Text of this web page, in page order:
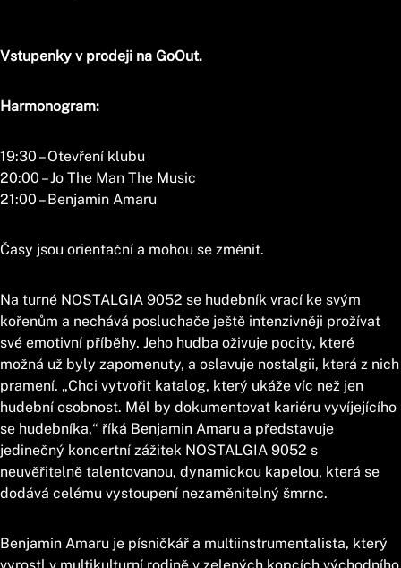
Vstupenky v prodeji na GoOut.
Harmonogram:
19:30 – Otevření klubu
20:00 – Jo The Man The Music
21:00 – Benjamin Amaru
Časy jsou orientační a mohou se změnit.
Na turné NOSTALGIA 9052 se hudebník vrací ke svým
kořenům a nechává posluchače ještě intenzivněji prožívat
své emotivní příběhy. Jeho hudba oživuje pocity, které
možná už byly zapomenuty, a oslavuje nostalgii, která z nich
pramení. „Chci vytvořit katalog, který ukáže víc než jen
hudební osobnost. Měl by dokumentovat kariéru vyvíjejícího
se hudebníka,“ říká Benjamin Amaru a představuje
jedinečný koncertní zážitek NOSTALGIA 9052 s
neuvěřitelně talentovanou, dynamickou kapelou, která se
dodává celému vystoupení nezaměnitelný šmrnc.
Benjamin Amaru je písničkář a multiinstrumentalista, který